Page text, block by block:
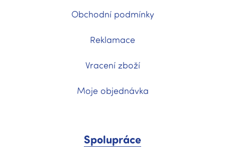
Obchodní podmínky
Reklamace
Vracení zboží
Moje objednávka
Spolupráce